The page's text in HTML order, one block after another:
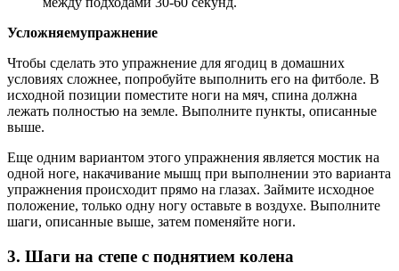
Усложняемупражнение
Чтобы сделать это упражнение для ягодиц в домашних
условиях сложнее, попробуйте выполнить его на фитболе. В
исходной позиции поместите ноги на мяч, спина должна
лежать полностью на земле. Выполните пункты, описанные
выше.
Еще одним вариантом этого упражнения является мостик на
одной ноге, накачивание мышц при выполнении это варианта
упражнения происходит прямо на глазах. Займите исходное
положение, только одну ногу оставьте в воздухе. Выполните
шаги, описанные выше, затем поменяйте ноги.
3. Шаги на степе с поднятием колена